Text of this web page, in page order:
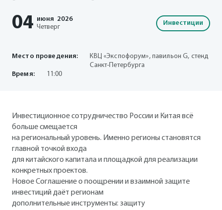
04 июня 2026
Четверг
Инвестиции
Место проведения:
КВЦ «Экспофорум», павильон G, стенд
Санкт-Петербурга
Время:
11:00
Инвестиционное сотрудничество России и Китая всё
больше смещается
на региональный уровень. Именно регионы становятся
главной точкой входа
для китайского капитала и площадкой для реализации
конкретных проектов.
Новое Соглашение о поощрении и взаимной защите
инвестиций даёт регионам
дополнительные инструменты: защиту